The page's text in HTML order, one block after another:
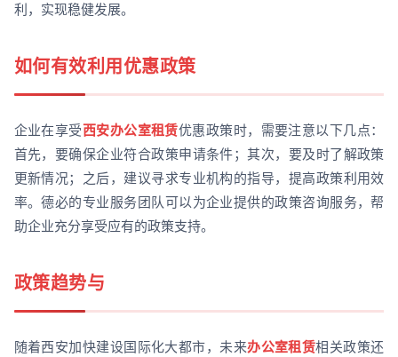
利，实现稳健发展。
如何有效利用优惠政策
企业在享受西安办公室租赁优惠政策时，需要注意以下几点：
首先，要确保企业符合政策申请条件；其次，要及时了解政策
更新情况；之后，建议寻求专业机构的指导，提高政策利用效
率。德必的专业服务团队可以为企业提供的政策咨询服务，帮
助企业充分享受应有的政策支持。
政策趋势与
随着西安加快建设国际化大都市，未来办公室租赁相关政策还